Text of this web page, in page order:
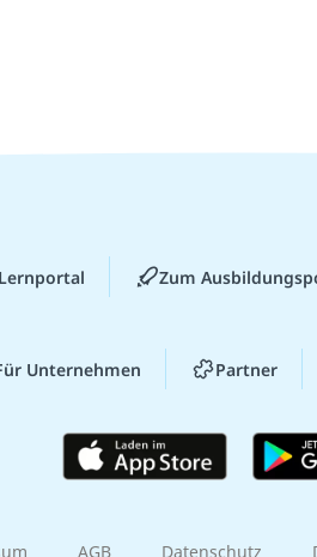
Zum
Unternehmen Partner
AGB Datenschutz